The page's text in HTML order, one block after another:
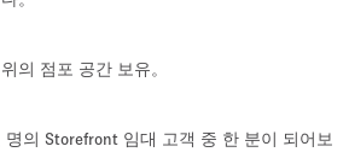
의 점포 공간 보유。
의 Storefront 임대 고객 중 한 분이 되어보